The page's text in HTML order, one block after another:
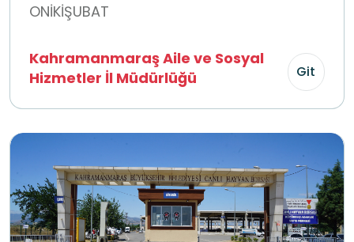
ONİKİŞUBAT
Kahramanmaraş Aile ve Sosyal
Hizmetler İl Müdürlüğü
Git